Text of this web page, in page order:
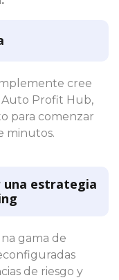
cree
Profit Hub,
para comenzar
minutos.
una estrategia
gama de
de riesgo y